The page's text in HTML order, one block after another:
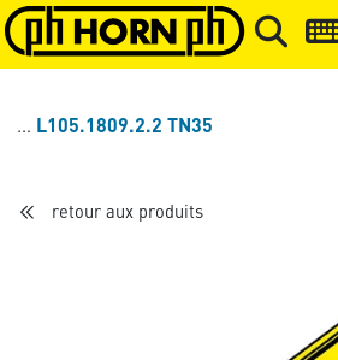
Skip to main content Passer à
L105.1809.2.2 TN35
retour aux produits